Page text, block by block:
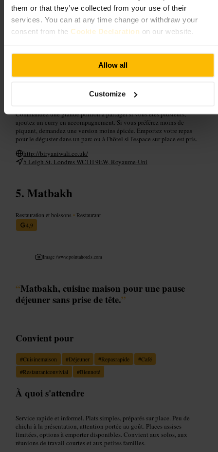
them or that they’ve collected from your use of their
services. You can at any time change or withdraw your
consent from the Cookie Declaration on our website.
Allow all
Customize
À quoi s'attendre
emporter. Coin repas limité si vous voulez manger sur place. Personnel
Planifiez votre visite
Commandez une grande portion à partager si vous êtes plusieurs,
ajoutez un curry en accompagnement. Si vous préférez moins de
piquant, demandez une version moins épicée. Emportez votre repas
pour le déguster dans un parc ou à l'hôtel si l'espace sur place est pris.
http://biryaniwali.co.uk/
5 Leigh St, Londres WC1H 9EW, Royaume-Uni
Matbakh
Restauration et boissons • Restaurant
4,9
Image /www.pointahotels.com
“Matbakh, cuisine maison pour une pause
déjeuner sans prise de tête.”
Convient pour
#Cuisinemaison #Déjeuner #Repasrapide #Café
#Restaurantconvivial #Biennoté
À quoi s'attendre
Service rapide et informel. Plats simples, préparés sur place. Peu de
chichi à la présentation, attention portée au goût. Places assises
limitées, options à emporter disponibles. Convient aux solos, aux
réunions de travail courtes et aux petites familles.